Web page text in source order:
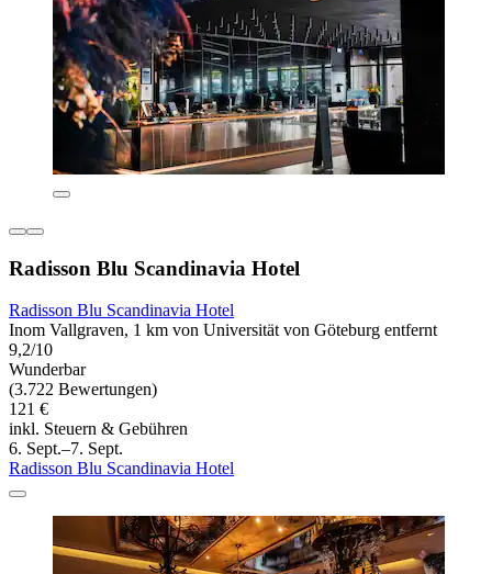
Radisson Blu Scandinavia Hotel
Radisson Blu Scandinavia Hotel
Inom Vallgraven, 1 km von Universität von Göteburg entfernt
9,2/10
Wunderbar
(3.722 Bewertungen)
121 €
inkl. Steuern & Gebühren
6. Sept.–7. Sept.
Radisson Blu Scandinavia Hotel